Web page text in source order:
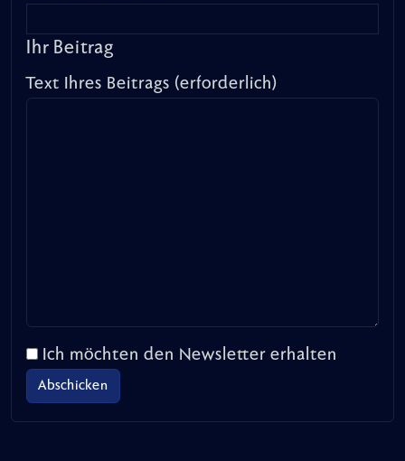
Ihr Beitrag
Text Ihres Beitrags (erforderlich)
Ich möchten den Newsletter erhalten